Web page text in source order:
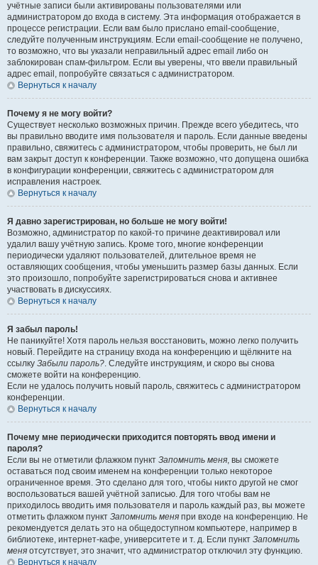
учётные записи были активированы пользователями или
администратором до входа в систему. Эта информация отображается в
процессе регистрации. Если вам было прислано email-сообщение,
следуйте полученным инструкциям. Если email-сообщение не получено,
то возможно, что вы указали неправильный адрес email либо он
заблокирован спам-фильтром. Если вы уверены, что ввели правильный
адрес email, попробуйте связаться с администратором.
Вернуться к началу
Почему я не могу войти?
Существует несколько возможных причин. Прежде всего убедитесь, что
вы правильно вводите имя пользователя и пароль. Если данные введены
правильно, свяжитесь с администратором, чтобы проверить, не был ли
вам закрыт доступ к конференции. Также возможно, что допущена ошибка
в конфигурации конференции, свяжитесь с администратором для
исправления настроек.
Вернуться к началу
Я давно зарегистрирован, но больше не могу войти!
Возможно, администратор по какой-то причине деактивировал или
удалил вашу учётную запись. Кроме того, многие конференции
периодически удаляют пользователей, длительное время не
оставляющих сообщения, чтобы уменьшить размер базы данных. Если
это произошло, попробуйте зарегистрироваться снова и активнее
участвовать в дискуссиях.
Вернуться к началу
Я забыл пароль!
Не паникуйте! Хотя пароль нельзя восстановить, можно легко получить
новый. Перейдите на страницу входа на конференцию и щёлкните на
ссылку Забыли пароль?. Следуйте инструкциям, и скоро вы снова
сможете войти на конференцию.
Если не удалось получить новый пароль, свяжитесь с администратором
конференции.
Вернуться к началу
Почему мне периодически приходится повторять ввод имени и
пароля?
Если вы не отметили флажком пункт Запомнить меня, вы сможете
оставаться под своим именем на конференции только некоторое
ограниченное время. Это сделано для того, чтобы никто другой не смог
воспользоваться вашей учётной записью. Для того чтобы вам не
приходилось вводить имя пользователя и пароль каждый раз, вы можете
отметить флажком пункт Запомнить меня при входе на конференцию. Не
рекомендуется делать это на общедоступном компьютере, например в
библиотеке, интернет-кафе, университете и т. д. Если пункт Запомнить
меня отсутствует, это значит, что администратор отключил эту функцию.
Вернуться к началу